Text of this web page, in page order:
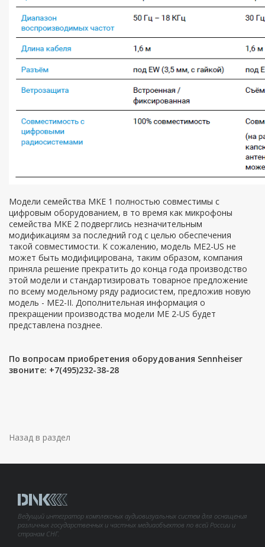
Модели семейства MKE 1 полностью совместимы с
цифровым оборудованием, в то время как микрофоны
семейства MKE 2 подверглись незначительным
модификациям за последний год с целью обеспечения
такой совместимости. К сожалению, модель ME2-US не
может быть модифицирована, таким образом, компания
приняла решение прекратить до конца года производство
этой модели и стандартизировать товарное предложение
по всему модельному ряду радиосистем, предложив новую
модель - ME2-II. Дополнительная информация о
прекращении производства модели ME 2-US будет
представлена позднее.
По вопросам приобретения оборудования Sennheiser
звоните: +7(495)232-38-28
Назад в раздел
Ведущий интегратор комплексных аудиовизуальных систем для оснащения
различных государственных и частных медиаобъектов по всей России и
странам СНГ.